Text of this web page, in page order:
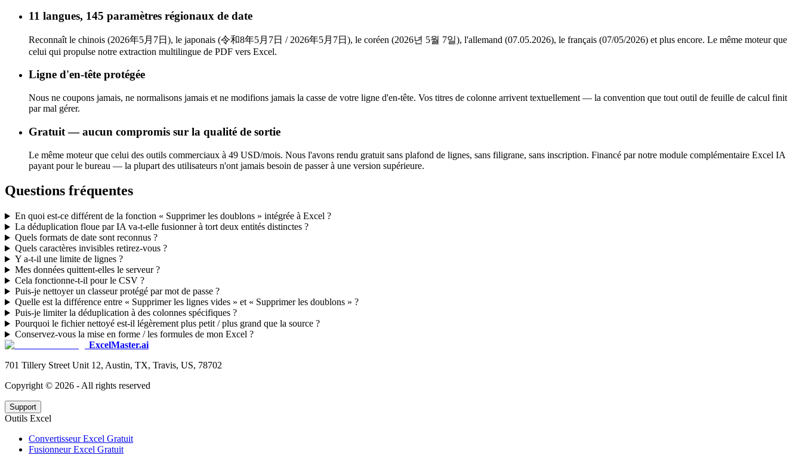
11 langues, 145 paramètres régionaux de date
Reconnaît le chinois (2026年5月7日), le japonais (令和8年5月7日 / 2026年5月7日), le coréen (2026년 5월 7일), l'allemand (07.05.2026), le français (07/05/2026) et plus encore. Le même moteur que
celui qui propulse notre extraction multilingue de PDF vers Excel.
Ligne d'en-tête protégée
Nous ne coupons jamais, ne normalisons jamais et ne modifions jamais la casse de votre ligne d'en-tête. Vos titres de colonne arrivent textuellement — la convention que tout outil de feuille de calcul finit
par mal gérer.
Gratuit — aucun compromis sur la qualité de sortie
Le même moteur que celui des outils commerciaux à 49 USD/mois. Nous l'avons rendu gratuit sans plafond de lignes, sans filigrane, sans inscription. Financé par notre module complémentaire Excel IA
payant pour le bureau — la plupart des utilisateurs n'ont jamais besoin de passer à une version supérieure.
Questions fréquentes
En quoi est-ce différent de la fonction « Supprimer les doublons » intégrée à Excel ?
La déduplication floue par IA va-t-elle fusionner à tort deux entités distinctes ?
Quels formats de date sont reconnus ?
Quels caractères invisibles retirez-vous ?
Y a-t-il une limite de lignes ?
Mes données quittent-elles le serveur ?
Cela fonctionne-t-il pour le CSV ?
Puis-je nettoyer un classeur protégé par mot de passe ?
Quelle est la différence entre « Supprimer les lignes vides » et « Supprimer les doublons » ?
Puis-je limiter la déduplication à des colonnes spécifiques ?
Pourquoi le fichier nettoyé est-il légèrement plus petit / plus grand que la source ?
Conservez-vous la mise en forme / les formules de mon Excel ?
ExcelMaster.ai
701 Tillery Street Unit 12, Austin, TX, Travis, US, 78702
Copyright © 2026 - All rights reserved
Support
Outils Excel
Convertisseur Excel Gratuit
Fusionneur Excel Gratuit